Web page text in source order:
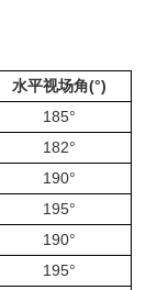
水平视场角(°)
185°
182°
190°
195°
190°
195°